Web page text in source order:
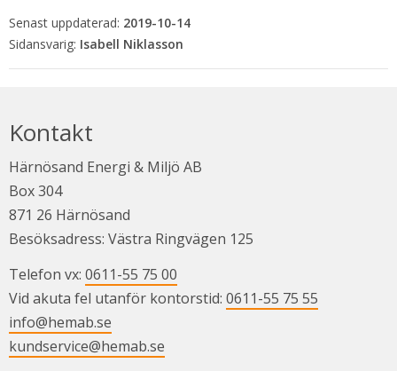
Senast uppdaterad: 2019-10-14
Isabell Niklasson
Kontakt
Härnösand Energi & Miljö AB
Box 304
871 26 Härnösand
Besöksadress: Västra Ringvägen 125
Telefon vx: 0611-55 75 00
Vid akuta fel utanför kontorstid: 0611-55 75 55
info@hemab.se
kundservice@hemab.se